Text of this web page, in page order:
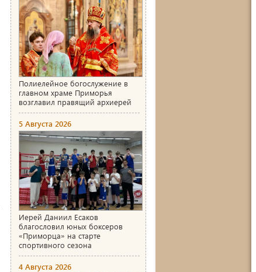
Полиелейное богослужение в
главном храме Приморья
возглавил правящий архиерей
5 Августа 2026
Иерей Даниил Есаков
благословил юных боксеров
«Приморца» на старте
спортивного сезона
4 Августа 2026